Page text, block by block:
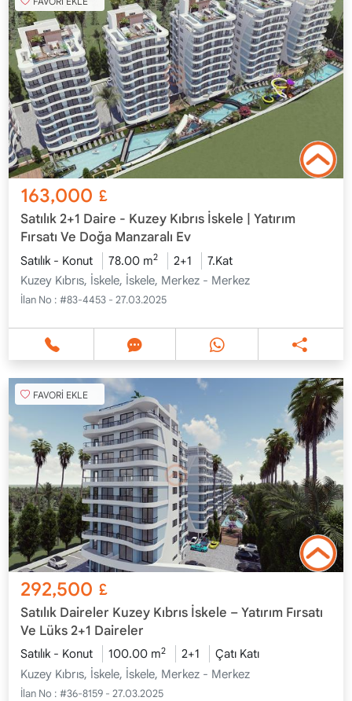
163,000 £
Satılık 2+1 Daire - Kuzey Kıbrıs İskele | Yatırım
Fırsatı Ve Doğa Manzaralı Ev
Satılık - Konut 78.00 m2 2+1
7.Kat
Kuzey Kıbrıs, İskele, İskele, Merkez - Merkez
İlan No : #83-4453 - 27.03.2025
FAVORİ EKLE
292,500 £
Satılık Daireler Kuzey Kıbrıs İskele – Yatırım Fırsatı
Ve Lüks 2+1 Daireler
Satılık - Konut 100.00 m2 2+1
Çatı Katı
Kuzey Kıbrıs, İskele, İskele, Merkez - Merkez
İlan No : #36-8159 - 27.03.2025